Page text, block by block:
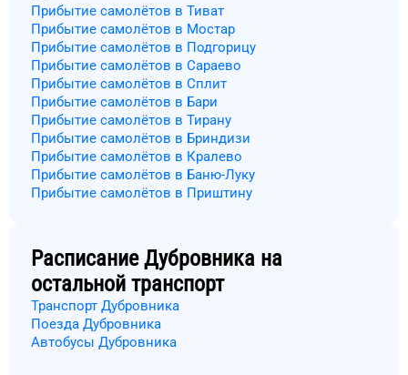
Прибытие самолётов в Тиват
Прибытие самолётов в Мостар
Прибытие самолётов в Подгорицу
Прибытие самолётов в Сараево
Прибытие самолётов в Сплит
Прибытие самолётов в Бари
Прибытие самолётов в Тирану
Прибытие самолётов в Бриндизи
Прибытие самолётов в Кралево
Прибытие самолётов в Баню-Луку
Прибытие самолётов в Приштину
РасписаниеДубровника на
остальной транспорт
Транспорт Дубровника
Поезда Дубровника
Автобусы Дубровника